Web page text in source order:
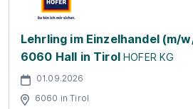
Lehrling im Einzelhandel (m/
6060 Hall in Tirol HOFER KG
01.09.2026
6060 in Tirol